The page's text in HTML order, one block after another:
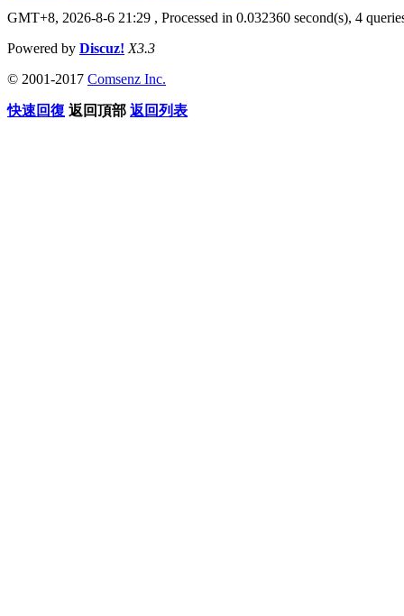
GMT+8, 2026-8-6 21:29 , Processed in 0.032360 second(s), 4
Powered by Discuz! X3.3
© 2001-2017 Comsenz Inc.
快速回復 返回頂部 返回列表